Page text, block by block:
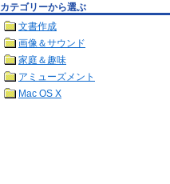
カテゴリーから選ぶ
文書作成
画像＆サウンド
家庭＆趣味
アミューズメント
Mac OS X